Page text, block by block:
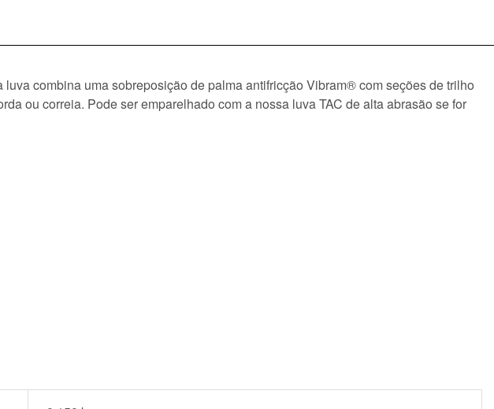
combina uma sobreposição de palma antifricção Vibram® com seções de trilho
ou correia. Pode ser emparelhado com a nossa luva TAC de alta abrasão se for